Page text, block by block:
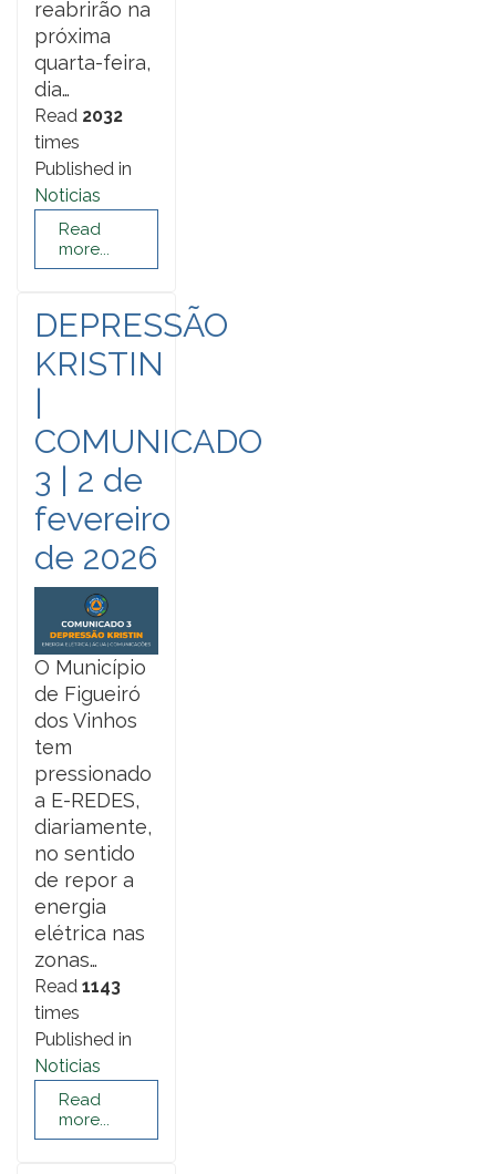
reabrirão na
próxima
quarta-feira,
dia…
Read 2032
times
Published in
Noticias
Read
more...
DEPRESSÃO
KRISTIN
COMUNICADO
3 | 2 de
fevereiro
de 2026
O Município
de Figueiró
dos Vinhos
tem
pressionado
a E-REDES,
diariamente,
no sentido
de repor a
energia
elétrica nas
zonas…
Read 1143
times
Published in
Noticias
Read
more...